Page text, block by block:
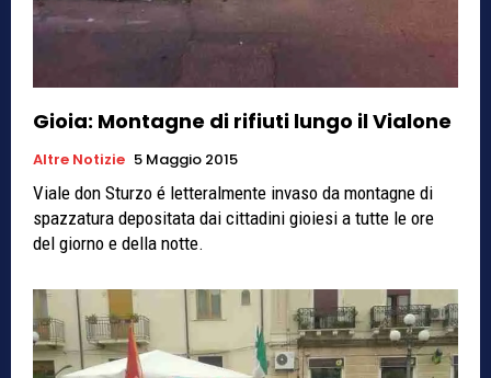
Gioia: Montagne di rifiuti lungo il Vialone
Altre Notizie 5 Maggio 2015
Viale don Sturzo é letteralmente invaso da montagne di
spazzatura depositata dai cittadini gioiesi a tutte le ore
del giorno e della notte.